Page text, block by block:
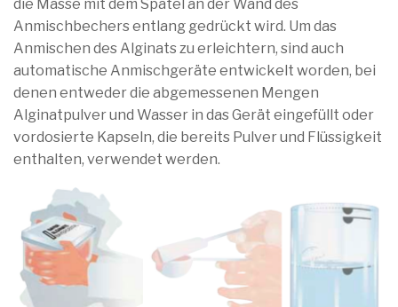
die Masse mit dem Spatel an der Wand des
Anmischbechers entlang gedrückt wird. Um das
Anmischen des Alginats zu erleichtern, sind auch
automatische Anmischgeräte entwickelt worden, bei
denen entweder die abgemessenen Mengen
Alginatpulver und Wasser in das Gerät eingefüllt oder
vordosierte Kapseln, die bereits Pulver und Flüssigkeit
enthalten, verwendet werden.